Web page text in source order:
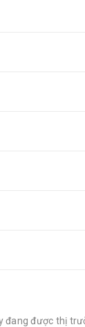
đang được thị